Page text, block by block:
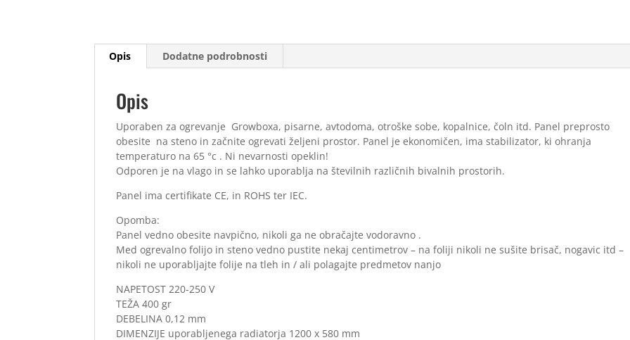
Opis Dodatne podrobnosti
Opis
Uporaben za ogrevanje Growboxa, pisarne, avtodoma, otroške sobe, kopalnice, čoln itd. Panel preprosto
obesite na steno in začnite ogrevati željeni prostor. Panel je ekonomičen, ima stabilizator, ki ohranja
temperaturo na 65 °c . Ni nevarnosti opeklin!
Odporen je na vlago in se lahko uporablja na številnih različnih bivalnih prostorih.
Panel ima certifikate CE, in ROHS ter IEC.
Opomba:
Panel vedno obesite navpično, nikoli ga ne obračajte vodoravno .
Med ogrevalno folijo in steno vedno pustite nekaj centimetrov – na foliji nikoli ne sušite brisač, nogavic itd –
nikoli ne uporabljajte folije na tleh in / ali polagajte predmetov nanjo
NAPETOST 220-250 V
TEŽA 400 gr
DEBELINA 0,12 mm
DIMENZIJE uporabljenega radiatorja 1200 x 580 mm